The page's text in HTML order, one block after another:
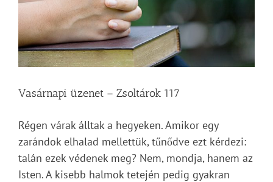
Vasárnapi üzenet – Zsoltárok 117
Régen várak álltak a hegyeken. Amikor egy
zarándok elhalad mellettük, tűnődve ezt kérdezi:
talán ezek védenek meg? Nem, mondja, hanem az
Isten. A kisebb halmok tetején pedig gyakran